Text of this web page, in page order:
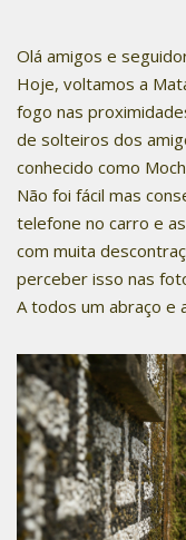
Olá amigos e
Hoje, voltamos a
fogo nas
de solteiros dos
conhecido como
Não foi fácil mas
telefone no carro e
com muita
perceber isso nas
A todos um abraço e